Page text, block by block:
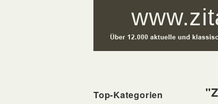
Top-Kategorien